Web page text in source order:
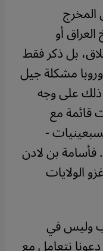
أو
بل ذكر فقط
مشكلة جيل
ذلك على وجه
قائمة مع
-
بن لادن
الولايات
وليس في